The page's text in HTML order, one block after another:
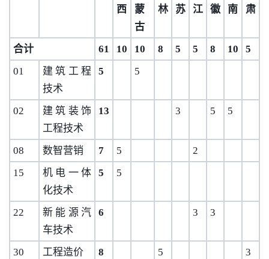
西
蒙
古
林
苏
江
徽
南
肃
合计 61 10 10 8 5 5 8 10
5
01
建筑工程
技术
5 5
02
建筑装饰
工程技术
13 3 5 5
08 数智营销 7 5
2
15
机电一体
化技术
5 5
22
新能源汽
车技术
6 3 3
30 工程造价 8 5
3